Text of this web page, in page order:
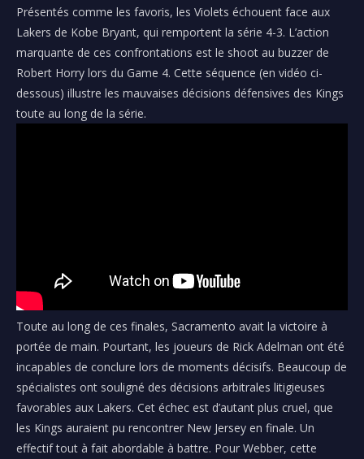
Présentés comme les favoris, les Violets échouent face aux
Lakers de Kobe Bryant, qui remportent la série 4-3. L’action
marquante de ces confrontations est le shoot au buzzer de
Robert Horry lors du Game 4. Cette séquence (en vidéo ci-
dessous) illustre les mauvaises décisions défensives des Kings
toute au long de la série.
Toute au long de ces finales, Sacramento avait la victoire à
portée de main. Pourtant, les joueurs de Rick Adelman ont été
incapables de conclure lors de moments décisifs. Beaucoup de
spécialistes ont souligné des décisions arbitrales litigieuses
favorables aux Lakers. Cet échec est d’autant plus cruel, que
les Kings auraient pu rencontrer New Jersey en finale. Un
effectif tout à fait abordable à battre. Pour Webber, cette